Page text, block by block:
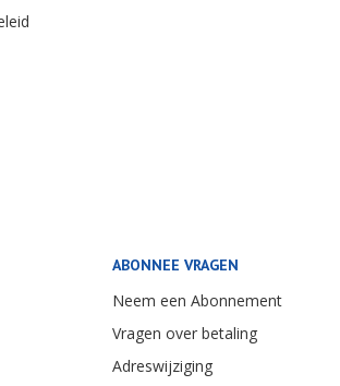
ABONNEE VRAGEN
Neem een Abonnement
Vragen over betaling
Adreswijziging